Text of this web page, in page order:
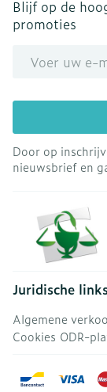
Blijf op de
promoties
Door op
nieuwsbrief en
Juridische
Algemene
Cookies ODR-